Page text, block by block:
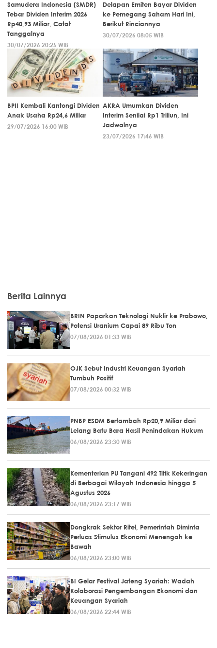
Samudera Indonesia (SMDR)
Tebar Dividen Interim 2026
Rp40,93 Miliar, Catat
Tanggalnya
30/07/2026 20:25 WIB
Delapan Emiten Bayar Dividen
ke Pemegang Saham Hari Ini,
Berikut Rinciannya
30/07/2026 08:05 WIB
BPII Kembali Kantongi Dividen
Anak Usaha Rp24,6 Miliar
29/07/2026 16:00 WIB
AKRA Umumkan Dividen
Interim Senilai Rp1 Triliun, Ini
Jadwalnya
23/07/2026 17:46 WIB
Berita Lainnya
BRIN Paparkan Teknologi Nuklir ke Prabowo,
Potensi Uranium Capai 89 Ribu Ton
07/08/2026 01:33 WIB
OJK Sebut Industri Keuangan Syariah
Tumbuh Positif
07/08/2026 00:32 WIB
PNBP ESDM Bertambah Rp20,9 Miliar dari
Lelang Batu Bara Hasil Penindakan Hukum
06/08/2026 23:30 WIB
Kementerian PU Tangani 492 Titik Kekeringan
di Berbagai Wilayah Indonesia hingga 5
Agustus 2026
06/08/2026 23:17 WIB
Dongkrak Sektor Ritel, Pemerintah Diminta
Perluas Stimulus Ekonomi Menengah ke
Bawah
06/08/2026 23:00 WIB
BI Gelar Festival Jateng Syariah: Wadah
Kolaborasi Pengembangan Ekonomi dan
Keuangan Syariah
06/08/2026 22:44 WIB